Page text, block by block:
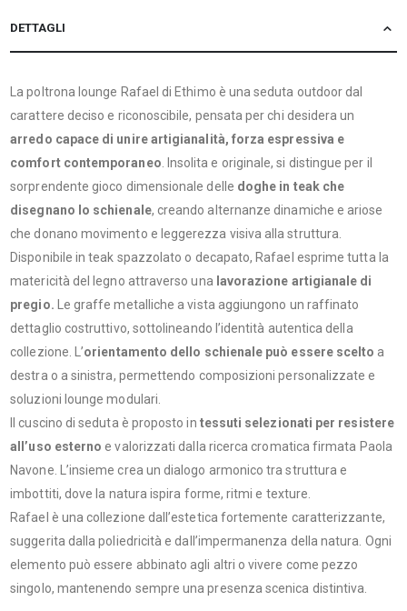
DETTAGLI
La poltrona lounge Rafael di Ethimo è una seduta outdoor dal
carattere deciso e riconoscibile, pensata per chi desidera un
arredo capace di unire artigianalità, forza espressiva e
comfort contemporaneo. Insolita e originale, si distingue per il
sorprendente gioco dimensionale delle doghe in teak che
disegnano lo schienale, creando alternanze dinamiche e ariose
che donano movimento e leggerezza visiva alla struttura.
Disponibile in teak spazzolato o decapato, Rafael esprime tutta la
matericità del legno attraverso una lavorazione artigianale di
pregio. Le graffe metalliche a vista aggiungono un raffinato
dettaglio costruttivo, sottolineando l’identità autentica della
collezione. L’orientamento dello schienale può essere scelto a
destra o a sinistra, permettendo composizioni personalizzate e
soluzioni lounge modulari.
Il cuscino di seduta è proposto in tessuti selezionati per resistere
all’uso esterno e valorizzati dalla ricerca cromatica firmata Paola
Navone. L’insieme crea un dialogo armonico tra struttura e
imbottiti, dove la natura ispira forme, ritmi e texture.
Rafael è una collezione dall’estetica fortemente caratterizzante,
suggerita dalla poliedricità e dall’impermanenza della natura. Ogni
elemento può essere abbinato agli altri o vivere come pezzo
singolo, mantenendo sempre una presenza scenica distintiva.